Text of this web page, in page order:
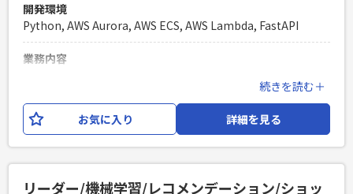
開発環境
Python, AWS Aurora, AWS ECS, AWS Lambda, FastAPI
業務内容
いいたします。 主な作業としては、機能追加時の設計・実
装・テスト、問い合わせ対応（調査・回答）などがございま
す。 【開発環境】 Python,Vue,AWS(Lambda,API
続きを読む＋
お気に入り 詳細を見る
リーダー/機械学習/レコメンデーション/ショッ